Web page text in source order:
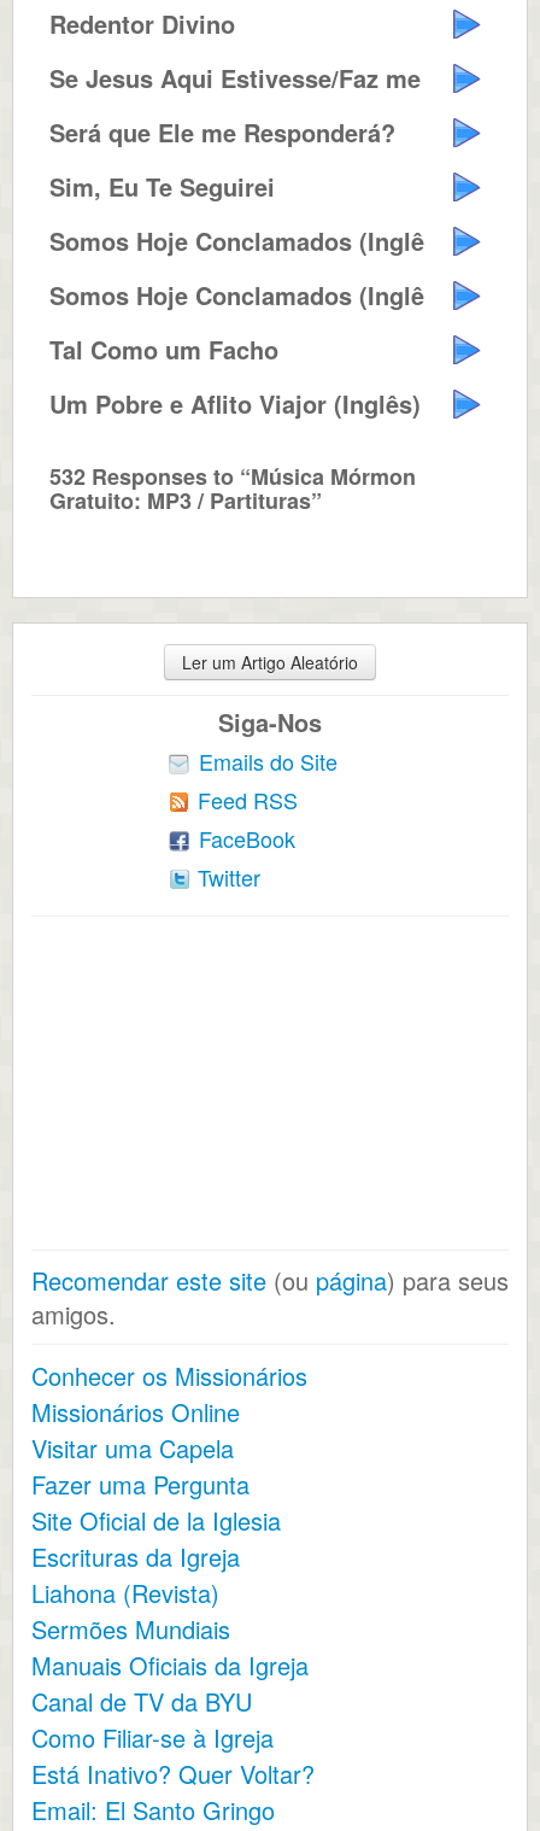
Redentor Divino
Se Jesus Aqui Estivesse/Faz me A...
Será que Ele me Responderá?
Sim, Eu Te Seguirei
Somos Hoje Conclamados (Inglês)
Somos Hoje Conclamados (Inglês)
Tal Como um Facho
Um Pobre e Aflito Viajor (Inglês)
532 Responses to “Música Mórmon
Gratuito: MP3 / Partituras”
Ler um Artigo Aleatório
Siga-Nos
Emails do Site
Feed RSS
FaceBook
Twitter
Recomendar este site (ou página) para seus
amigos.
Conhecer os Missionários
Missionários Online
Visitar uma Capela
Fazer uma Pergunta
Site Oficial de la Iglesia
Escrituras da Igreja
Liahona (Revista)
Sermões Mundiais
Manuais Oficiais da Igreja
Canal de TV da BYU
Como Filiar-se à Igreja
Está Inativo? Quer Voltar?
Email: El Santo Gringo